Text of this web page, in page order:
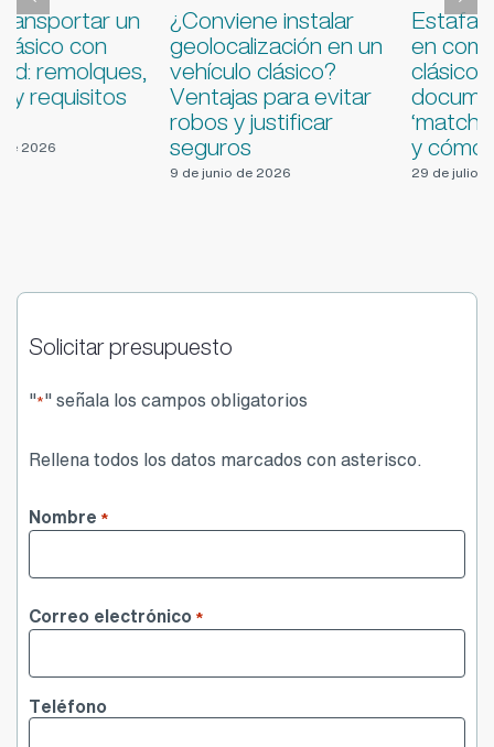
¿Conviene instalar
geolocalización en un
vehículo clásico?
Ventajas para evitar
robos y justificar
seguros
Estafas frecuentes
en compraventa de
clásicos: VIN clonado,
documentación falsa,
‘matching’ inventado
y cómo evitarlas
29 de julio de 2026
Solicitar presupuesto
" señala los campos obligatorios
Rellena todos los datos marcados con asterisco.
Nombre*
Correo electrónico*
Teléfono